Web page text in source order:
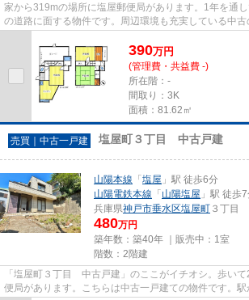
家から319mの場所に塩屋郵便局があります。1年を通
の道路に面する物件です。周辺環境も充実している中
390万円
(管理費・共益費 -)
所在階：-
間取り：3K
面積：81.62㎡
売買｜中古一戸建 塩屋町３丁目 中古戸建
山陽本線 「 塩屋 」駅 徒歩6分
山陽電鉄本線 「 山陽塩屋 」駅 徒歩
兵庫県神戸市垂水区塩屋町 ３丁目
480万円
築年数：築40年 ｜販売中： 1室
階数：2階建
「塩屋町３丁目 中古戸建」のここがイチオシ。歩い
便局があります。こちらは中古一戸建ての物件です。